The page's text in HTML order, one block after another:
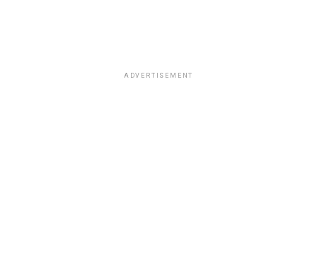
ADVERTISEMENT